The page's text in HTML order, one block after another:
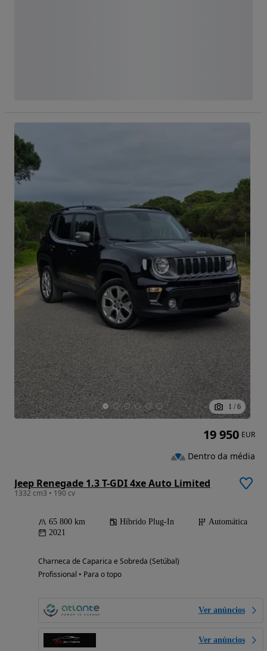
1 / 6
Jeep Renegade 1.3 T-GDI 4xe Auto Limited
1332 cm3 • 190 cv
65 800 km Híbrido Plug-In
Automática
2021
Charneca de Caparica e Sobreda (Setúbal)
Profissional • Para o topo
Ver anúncios
Ver anúncios
19 950 EUR
Dentro da média